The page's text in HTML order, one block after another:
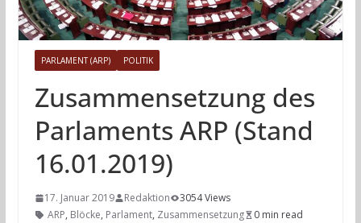
PARLAMENT (ARP) POLITIK
Zusammensetzung des
Parlaments ARP (Stand
16.01.2019)
17. Januar 2019 Redaktion
3054 Views
ARP, Blöcke, Parlament, Zusammensetzung 0 min read